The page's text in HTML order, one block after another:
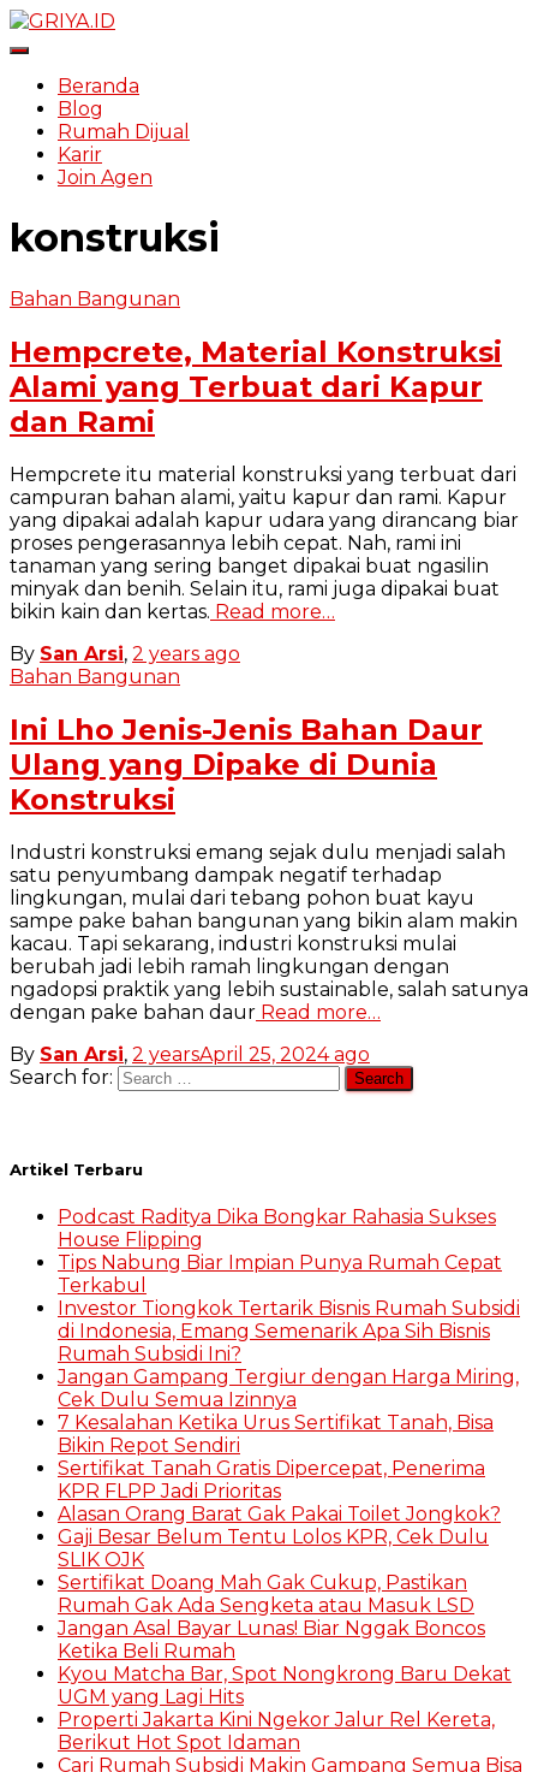
Toggle Navigation
Beranda
Blog
Rumah Dijual
Karir
Join Agen
konstruksi
Bahan Bangunan
Hempcrete, Material Konstruksi
Alami yang Terbuat dari Kapur
dan Rami
Hempcrete itu material konstruksi yang terbuat dari
campuran bahan alami, yaitu kapur dan rami. Kapur
yang dipakai adalah kapur udara yang dirancang biar
proses pengerasannya lebih cepat. Nah, rami ini
tanaman yang sering banget dipakai buat ngasilin
minyak dan benih. Selain itu, rami juga dipakai buat
bikin kain dan kertas. Read more…
By San Arsi, 2 years ago
Bahan Bangunan
Ini Lho Jenis-Jenis Bahan Daur
Ulang yang Dipake di Dunia
Konstruksi
Industri konstruksi emang sejak dulu menjadi salah
satu penyumbang dampak negatif terhadap
lingkungan, mulai dari tebang pohon buat kayu
sampe pake bahan bangunan yang bikin alam makin
kacau. Tapi sekarang, industri konstruksi mulai
berubah jadi lebih ramah lingkungan dengan
ngadopsi praktik yang lebih sustainable, salah satunya
dengan pake bahan daur Read more…
By San Arsi, 2 yearsApril 25, 2024ago
Search for:
Artikel Terbaru
Podcast Raditya Dika Bongkar Rahasia Sukses
House Flipping
Tips Nabung Biar Impian Punya Rumah Cepat
Terkabul
Investor Tiongkok Tertarik Bisnis Rumah Subsidi
di Indonesia, Emang Semenarik Apa Sih Bisnis
Rumah Subsidi Ini?
Jangan Gampang Tergiur dengan Harga Miring,
Cek Dulu Semua Izinnya
7 Kesalahan Ketika Urus Sertifikat Tanah, Bisa
Bikin Repot Sendiri
Sertifikat Tanah Gratis Dipercepat, Penerima
KPR FLPP Jadi Prioritas
Alasan Orang Barat Gak Pakai Toilet Jongkok?
Gaji Besar Belum Tentu Lolos KPR, Cek Dulu
SLIK OJK
Sertifikat Doang Mah Gak Cukup, Pastikan
Rumah Gak Ada Sengketa atau Masuk LSD
Jangan Asal Bayar Lunas! Biar Nggak Boncos
Ketika Beli Rumah
Kyou Matcha Bar, Spot Nongkrong Baru Dekat
UGM yang Lagi Hits
Properti Jakarta Kini Ngekor Jalur Rel Kereta,
Berikut Hot Spot Idaman
Cari Rumah Subsidi Makin Gampang Semua Bisa